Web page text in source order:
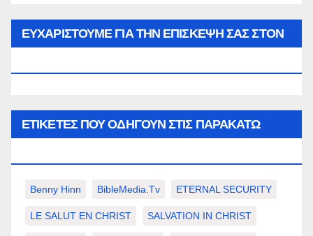
ΕΥΧΑΡΙΣΤΟΥΜΕ ΓΙΑ ΤΗΝ ΕΠΙΣΚΕΨΗ ΣΑΣ ΣΤΟΝ
ΕΤΙΚΈΤΕΣ ΠΟΥ ΟΔΗΓΟΎΝ ΣΤΙΣ ΠΑΡΑΚΆΤΩ
Benny Hinn BibleMedia.tv ETERNAL SECURITY
LE SALUT EN CHRIST SALVATION IN CHRIST